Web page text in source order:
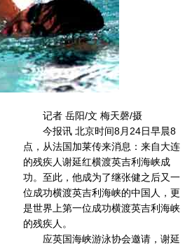
记者 岳阳/文 梅天磬/摄
今报讯 北京时间8月24日早晨8
点，从法国加莱传来消息：来自大连
的残疾人谢延红横渡英吉利海峡成
功。至此，他成为了继张健之后又一
位成功横渡英吉利海峡的中国人，更
是世界上第一位成功横渡英吉利海峡
的残疾人。
应英国海峡游泳协会邀请，谢延